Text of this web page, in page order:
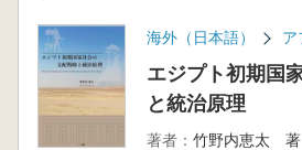
海外（日本語） ア
エジプト初期国
と統治原理
著者： 竹野内恵太 著